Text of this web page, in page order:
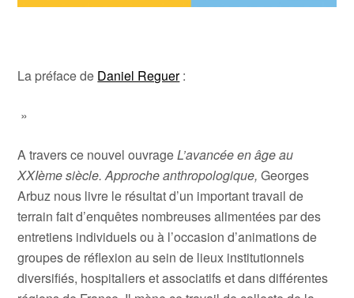
La préface de Daniel Reguer:
»
A travers ce nouvel ouvrageL’avancée en âge au
XXIème siècle. Approche anthropologique,Georges
Arbuz nous livre le résultat d’un important travail de
terrain fait d’enquêtes nombreuses alimentées par des
entretiens individuels ou à l’occasion d’animations de
groupes de réflexion au sein de lieux institutionnels
diversifiés, hospitaliers et associatifs et dans différentes